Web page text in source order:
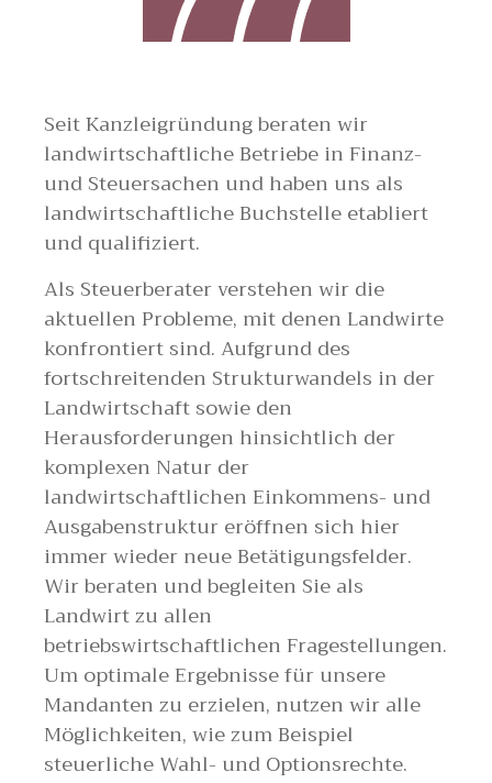
Seit Kanzleigründung beraten wir
landwirtschaftliche Betriebe in Finanz-
und Steuersachen und haben uns als
landwirtschaftliche Buchstelle etabliert
und qualifiziert.
Als Steuerberater verstehen wir die
aktuellen Probleme, mit denen Landwirte
konfrontiert sind. Aufgrund des
fortschreitenden Strukturwandels in der
Landwirtschaft sowie den
Herausforderungen hinsichtlich der
komplexen Natur der
landwirtschaftlichen Einkommens- und
Ausgabenstruktur eröffnen sich hier
immer wieder neue Betätigungsfelder.
Wir beraten und begleiten Sie als
Landwirt zu allen
betriebswirtschaftlichen Fragestellungen.
Um optimale Ergebnisse für unsere
Mandanten zu erzielen, nutzen wir alle
Möglichkeiten, wie zum Beispiel
steuerliche Wahl- und Optionsrechte.